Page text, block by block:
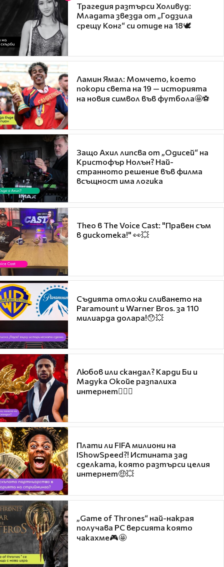
Трагедия разтърси Холивуд:
Младата звезда от „Годзила
срещу Конг“ си отиде на 18🕊️
Ламин Ямал: Момчето, което
покори света на 19 — историята
на новия символ във футбола🤩⚽
Защо Ахил липсва от „Одисей“ на
Кристофър Нолън? Най-
странното решение във филма
всъщност има логика
Theo в The Voice Cast: "Правен съм
в дискотека!" 👀💥
Съдията отложи сливането на
Paramount и Warner Bros. за 110
милиарда долара!😯💥
Любов или скандал? Карди Би и
Мадука Окойе разпалиха
интернет❤️‍🔥🔥
Плати ли FIFA милиони на
IShowSpeed?! Истината зад
сделката, която разтърси целия
интернет🤑💥
„Game of Thrones“ най-накрая
получава PC версията която
чакахме🎮🤩